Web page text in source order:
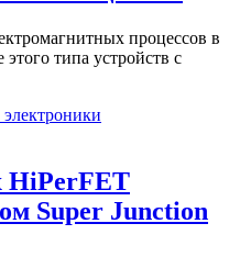
процессов в
типа устройств с
HiPerFET
Super Junction